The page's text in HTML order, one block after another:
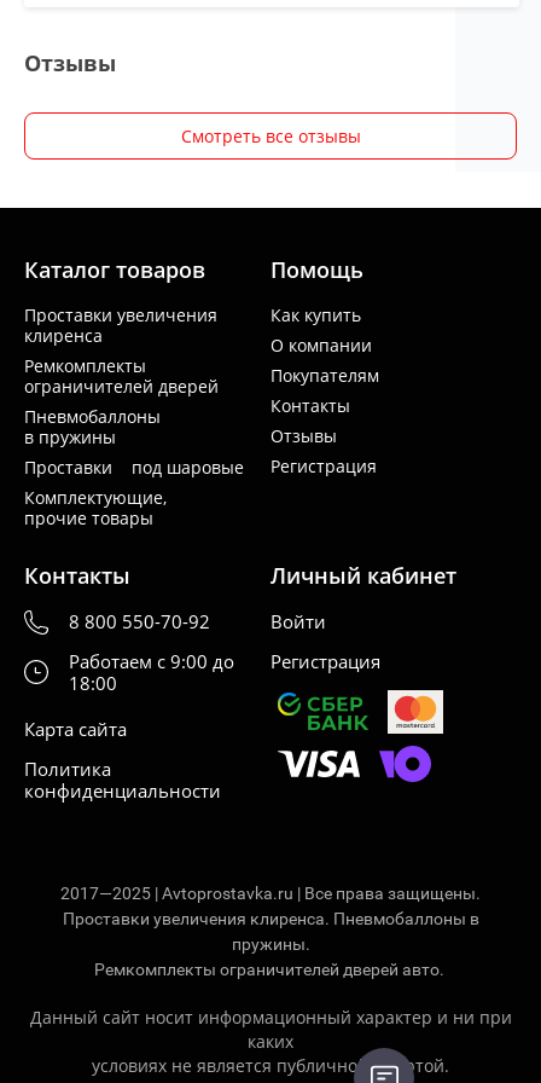
Отзывы
Смотреть все отзывы
Каталог товаров
Проставки увеличения
клиренса
Ремкомплекты
ограничителей дверей
Пневмобаллоны
в пружины
Проставки под шаровые
Комплектующие,
прочие товары
Помощь
Как купить
О компании
Покупателям
Контакты
Отзывы
Регистрация
Контакты
8 800 550-70-92
Работаем с 9:00 до
18:00
Карта сайта
Политика
конфиденциальности
Личный кабинет
Войти
Регистрация
2017—2025 | Avtoprostavka.ru | Все права защищены.
Проставки увеличения клиренса. Пневмобаллоны в
пружины.
Ремкомплекты ограничителей дверей авто.
Данный сайт носит информационный характер и ни при
каких
условиях не является публичной офертой.